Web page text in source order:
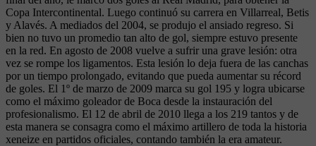
Copa Intercontinental. Luego continuó su carrera en Villarreal, Betis
y Alavés. A mediados del 2004, se produjo el ansiado regreso. Si
bien no tuvo un promedio tan alto de gol, siempre estuvo presente
en la red. En agosto de 2008 vuelve a sufrir una grave lesión: otra
vez se rompe los ligamentos. Esta lesión lo deja fuera de las canchas
por un tiempo prolongado, evitando que pueda aumentar su récord
de goles. El 1º de marzo de 2009 marca su gol 195 y logra ubicarse
como el máximo goleador de Boca desde la instauración del
profesionalismo. El 12 de abril de 2010 llega a los 219 tantos y de
esta manera se consagra como el máximo artillero de toda la historia
xeneize en partidos oficiales, contando también la era amateur.